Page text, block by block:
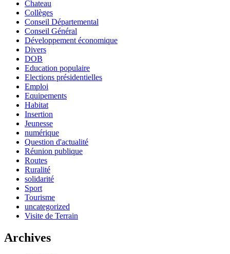
Chateau
Collèges
Conseil Départemental
Conseil Général
Développement économique
Divers
DOB
Education populaire
Elections présidentielles
Emploi
Equipements
Habitat
Insertion
Jeunesse
numérique
Question d'actualité
Réunion publique
Routes
Ruralité
solidarité
Sport
Tourisme
uncategorized
Visite de Terrain
Archives